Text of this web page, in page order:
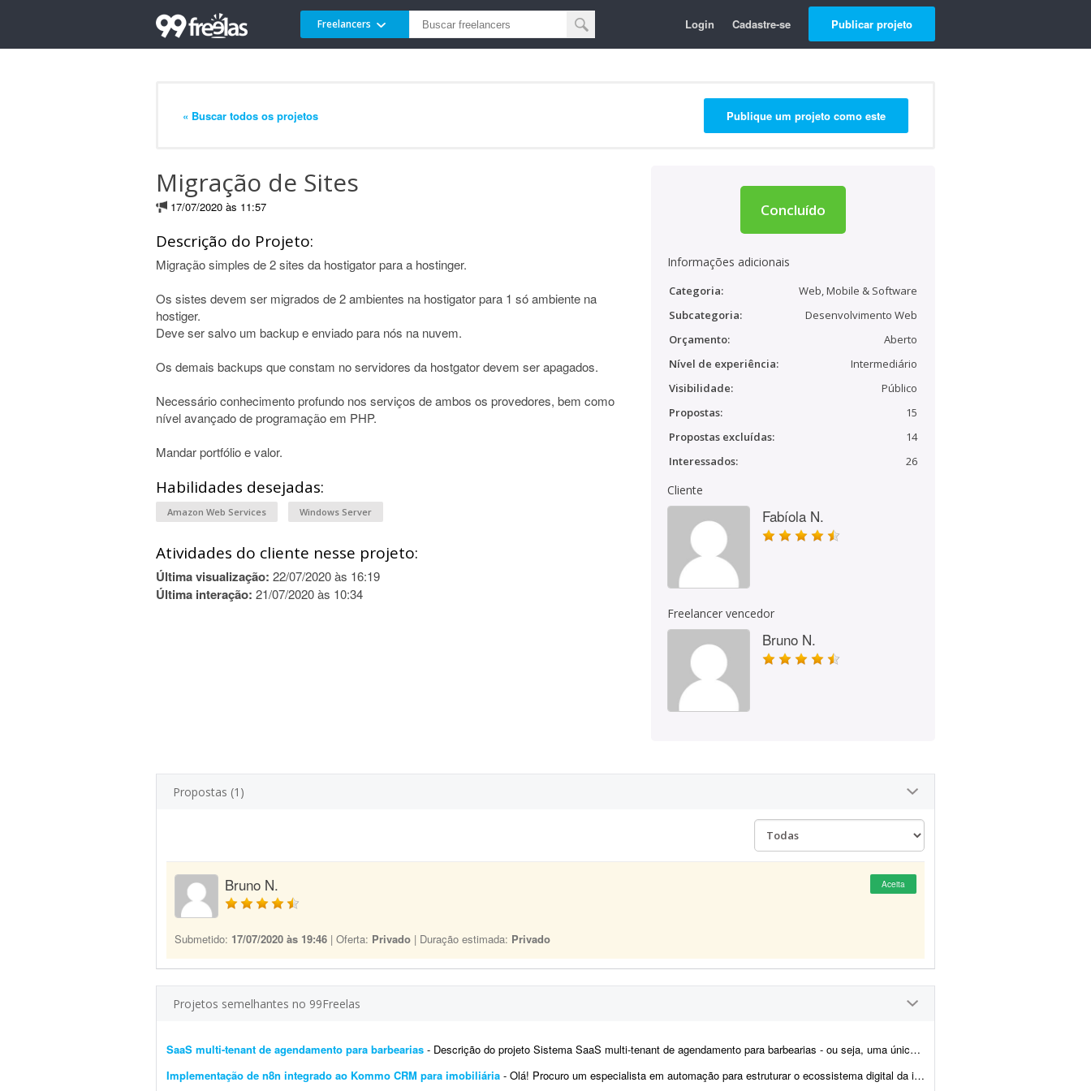
Freelancers Login Cadastre-se Publicar projeto
« Buscar todos os projetos Publique um projeto como este
Migração de Sites
17/07/2020 às 11:57
Descrição do Projeto:
Migração simples de 2 sites da hostigator para a hostinger.
Os sistes devem ser migrados de 2 ambientes na hostigator para 1 só ambiente na
hostiger.
Deve ser salvo um backup e enviado para nós na nuvem.
Os demais backups que constam no servidores da hostgator devem ser apagados.
Necessário conhecimento profundo nos serviços de ambos os provedores, bem como
nível avançado de programação em PHP.
Mandar portfólio e valor.
Habilidades desejadas:
Amazon Web Services Windows Server
Atividades do cliente nesse projeto:
Última visualização: 22/07/2020 às 16:19
Última interação: 21/07/2020 às 10:34
Concluído
Informações adicionais
Categoria:
Web, Mobile & Software
Subcategoria:
Desenvolvimento Web
Orçamento:
Aberto
Nível de experiência:
Intermediário
Visibilidade:
Público
Propostas:
15
Propostas excluídas:
14
Interessados:
26
Cliente
Fabíola N.
Freelancer vencedor
Bruno N.
Propostas (1)
Bruno N. Aceita
Submetido: 17/07/2020 às 19:46 | Oferta: Privado | Duração estimada: Privado
Projetos semelhantes no 99Freelas
SaaS multi-tenant de agendamento para barbearias - Descrição do projeto Sistema SaaS multi-tenant de agendamento para barbearias - ou seja, uma única plataforma que atende várias barbearias diferentes, cada uma com seus...
Implementação de n8n integrado ao Kommo CRM para imobiliária - Olá! Procuro um especialista em automação para estruturar o ecossistema digital da imobiliária. Atualmente recebo leads do site, Instagram e WhatsApp e preciso centraliz...